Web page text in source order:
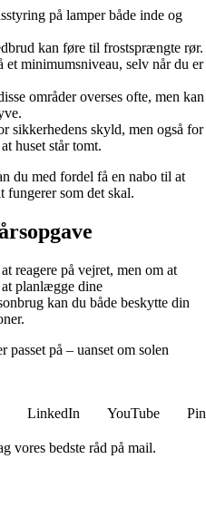
på lamper både inde og
kan føre til frostsprængte rør.
et minimumsniveau, selv når du er
områder overses ofte, men kan
sikkerhedens skyld, men også for
huset står tomt.
du med fordel få en nabo til at
fungerer som det skal.
reagere på vejret, men om at
planlægge dine
kan du både beskytte din
på – uanset om solen
LinkedIn YouTube
vores bedste råd på mail.